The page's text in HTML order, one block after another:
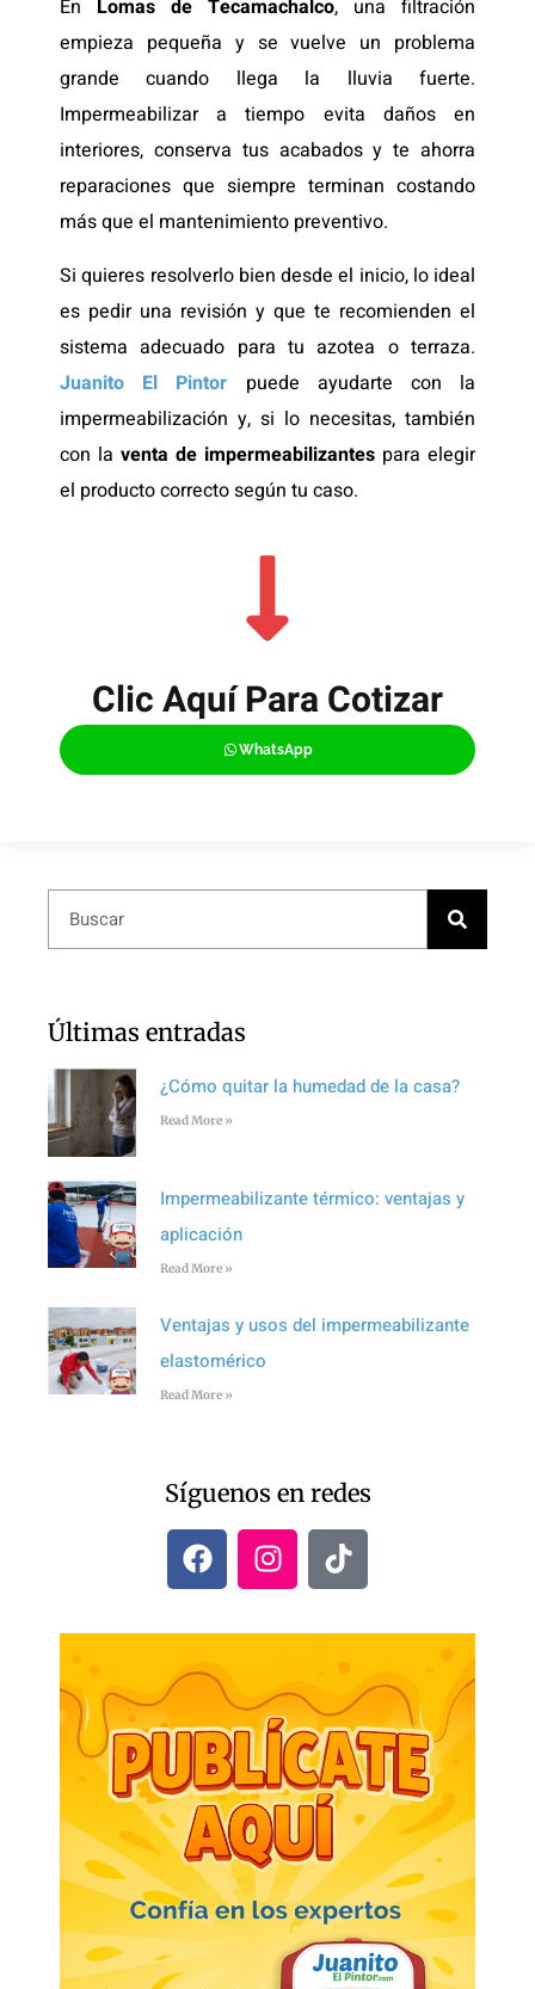
En Lomas de Tecamachalco, una filtración
empieza pequeña y se vuelve un problema
grande cuando llega la lluvia fuerte.
Impermeabilizar a tiempo evita daños en
interiores, conserva tus acabados y te ahorra
reparaciones que siempre terminan costando
más que el mantenimiento preventivo.
Si quieres resolverlo bien desde el inicio, lo ideal
es pedir una revisión y que te recomienden el
sistema adecuado para tu azotea o terraza.
Juanito El Pintor puede ayudarte con la
impermeabilización y, si lo necesitas, también
con la venta de impermeabilizantes para elegir
el producto correcto según tu caso.
Clic Aquí Para Cotizar​
WhatsApp
Últimas entradas
¿Cómo quitar la humedad de la casa?
Read More »
Impermeabilizante térmico: ventajas y
aplicación
Read More »
Ventajas y usos del impermeabilizante
elastomérico
Read More »
Síguenos en redes